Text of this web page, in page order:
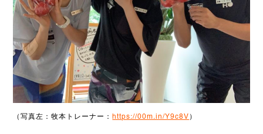
（写真左：牧本トレーナー： https://00m.in/Y9c8V ）